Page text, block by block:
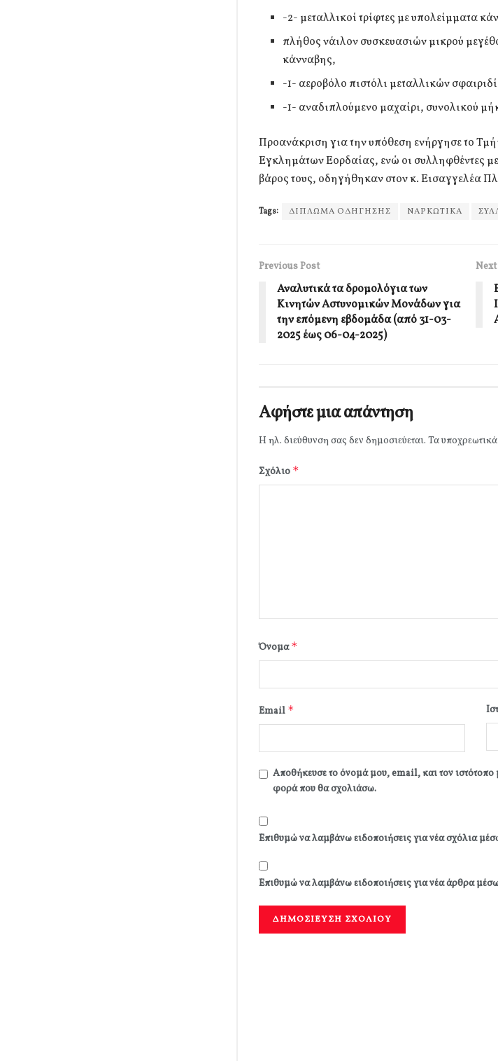
-2- μεταλλικοί τρίφτες με υπολείμματα
πλήθος νάιλον συσκευασιών μικρού
κάνναβης,
-1- αεροβόλο πιστόλι μεταλλικών
-1- αναδιπλούμενο μαχαίρι, συνολικού
Προανάκριση για την υπόθεση ενήργησε το
Εγκλημάτων Εορδαίας, ενώ οι συλληφθέντες
βάρος τους, οδηγήθηκαν στον κ. Εισαγγελέα
Tags: ΔΙΠΛΩΜΑ ΟΔΗΓΗΣΗΣ ΝΑΡΚΩΤΙΚΑ
Previous Post
Αναλυτικά τα δρομολόγια των
Κινητών Αστυνομικών Μονάδων για
την επόμενη εβδομάδα (από 31-03-
2025 έως 06-04-2025)
Αφήστε μια απάντηση
Η ηλ. διεύθυνση σας δεν δημοσιεύεται. Τα
Σχόλιο *
Όνομα*
Email *
Αποθήκευσε το όνομά μου, email, και τον ιστότοπο
φορά που θα σχολιάσω.
Επιθυμώ να λαμβάνω ειδοποιήσεις για νέα σχόλια
Επιθυμώ να λαμβάνω ειδοποιήσεις για νέα άρθρα